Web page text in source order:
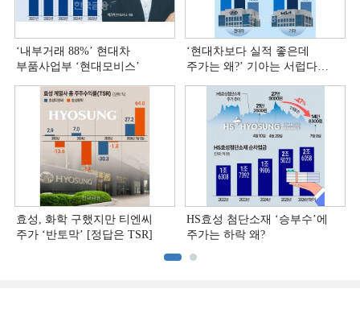
‘내부거래 88%ʼ 현대차
부품사업부 ‘현대모비스ʼ
‘현대차보다 실적 좋은데
주가는 왜?ʼ 기아는 서럽다
효성, 화학 구했지만 티엔씨
주가 ‘반토막’ [정답은 TSR]
HS효성 첨단소재 ‘승부수’에
주가는 하락 왜?